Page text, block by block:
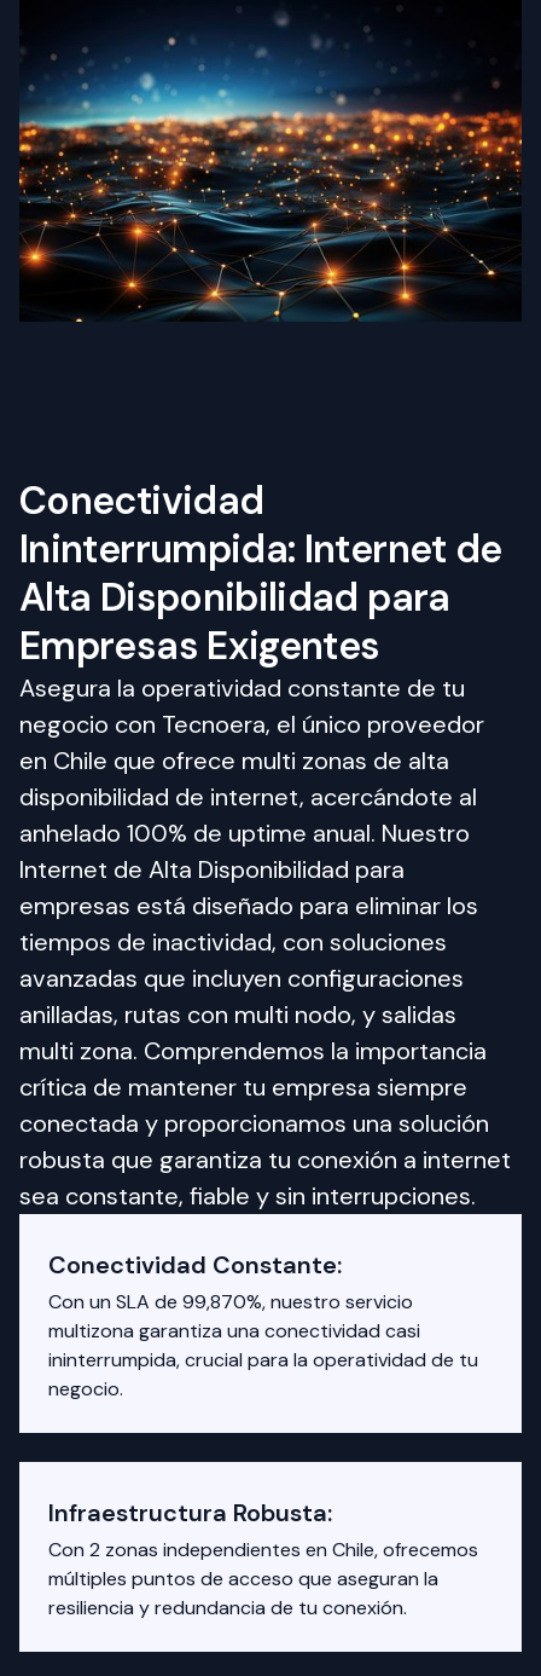
Conectividad
Ininterrumpida: Internet de
Alta Disponibilidad para
Empresas Exigentes
Asegura la operatividad constante de tu
negocio con Tecnoera, el único proveedor
en Chile que ofrece multi zonas de alta
disponibilidad de internet, acercándote al
anhelado 100% de uptime anual. Nuestro
Internet de Alta Disponibilidad para
empresas está diseñado para eliminar los
tiempos de inactividad, con soluciones
avanzadas que incluyen configuraciones
anilladas, rutas con multi nodo, y salidas
multi zona. Comprendemos la importancia
crítica de mantener tu empresa siempre
conectada y proporcionamos una solución
robusta que garantiza tu conexión a internet
sea constante, fiable y sin interrupciones.
Conectividad Constante:
Con un SLA de 99,870%, nuestro servicio
multizona garantiza una conectividad casi
ininterrumpida, crucial para la operatividad de tu
negocio.
Infraestructura Robusta:
Con 2 zonas independientes en Chile, ofrecemos
múltiples puntos de acceso que aseguran la
resiliencia y redundancia de tu conexión.